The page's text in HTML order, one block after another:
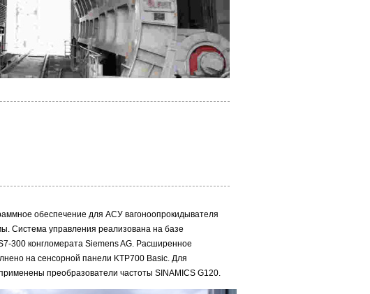
обеспечение для АСУ вагоноопрокидывателя
Система управления реализована на базе
300 конгломерата Siemens AG. Расширенное
на сенсорной панели KTP700 Basic. Для
преобразователи частоты SINAMICS G120.